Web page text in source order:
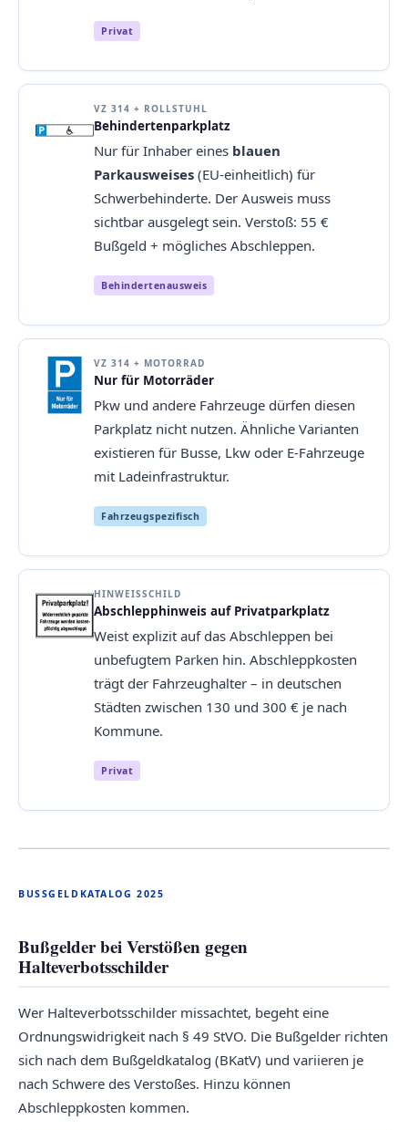
Privat
VZ 314 + ROLLSTUHL
Behindertenparkplatz
Nur für Inhaber eines blauen
Parkausweises (EU-einheitlich) für
Schwerbehinderte. Der Ausweis muss
sichtbar ausgelegt sein. Verstoß: 55 €
Bußgeld + mögliches Abschleppen.
Behindertenausweis
VZ 314 + MOTORRAD
Nur für Motorräder
Pkw und andere Fahrzeuge dürfen diesen
Parkplatz nicht nutzen. Ähnliche Varianten
existieren für Busse, Lkw oder E-Fahrzeuge
mit Ladeinfrastruktur.
Fahrzeugspezifisch
HINWEISSCHILD
Abschlepphinweis auf Privatparkplatz
Weist explizit auf das Abschleppen bei
unbefugtem Parken hin. Abschleppkosten
trägt der Fahrzeughalter – in deutschen
Städten zwischen 130 und 300 € je nach
Kommune.
Privat
BUSSGELDKATALOG 2025
Bußgelder bei Verstößen gegen
Halteverbotsschilder
Wer Halteverbotsschilder missachtet, begeht eine
Ordnungswidrigkeit nach § 49 StVO. Die Bußgelder richten
sich nach dem Bußgeldkatalog (BKatV) und variieren je
nach Schwere des Verstoßes. Hinzu können
Abschleppkosten kommen.